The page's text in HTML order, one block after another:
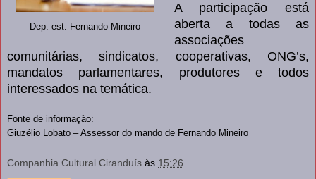
Dep. est. Fernando Mineiro
A participação está
aberta a todas as
associações
comunitárias, sindicatos, cooperativas, ONG’s,
mandatos parlamentares, produtores e todos
interessados na temática.
Fonte de informação:
Giuzélio Lobato – Assessor do mando de Fernando Mineiro
Companhia Cultural Ciranduís às 15:26